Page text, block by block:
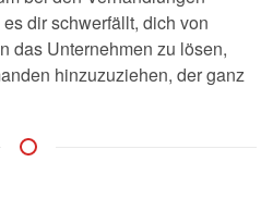
dir schwerfällt, dich von
das Unternehmen zu lösen,
hinzuzuziehen, der ganz